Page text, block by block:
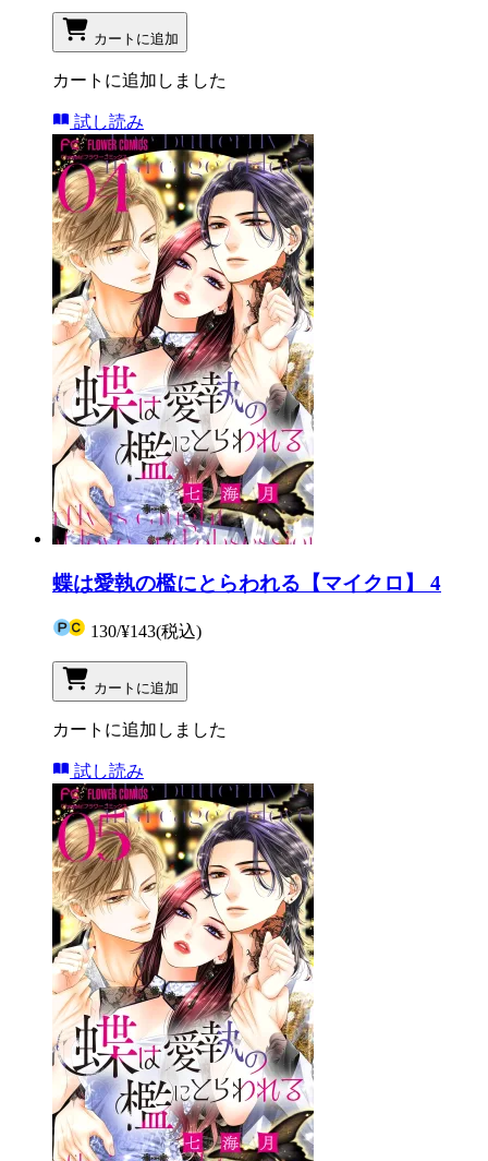
カートに追加
カートに追加しました
試し読み
蝶は愛執の檻にとらわれる【マイクロ】 4
130/¥143(税込)
カートに追加
カートに追加しました
試し読み